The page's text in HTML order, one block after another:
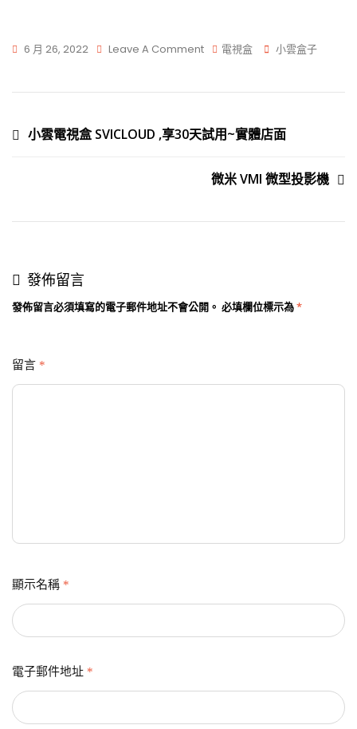
6 月 26, 2022 Leave A Comment 電視盒 小雲盒子
小雲電視盒 SVICLOUD ,享30天試用~實體店面
微米 VMI 微型投影機
發佈留言
發佈留言必須填寫的電子郵件地址不會公開。 必填欄位標示為*
留言 *
顯示名稱 *
電子郵件地址 *